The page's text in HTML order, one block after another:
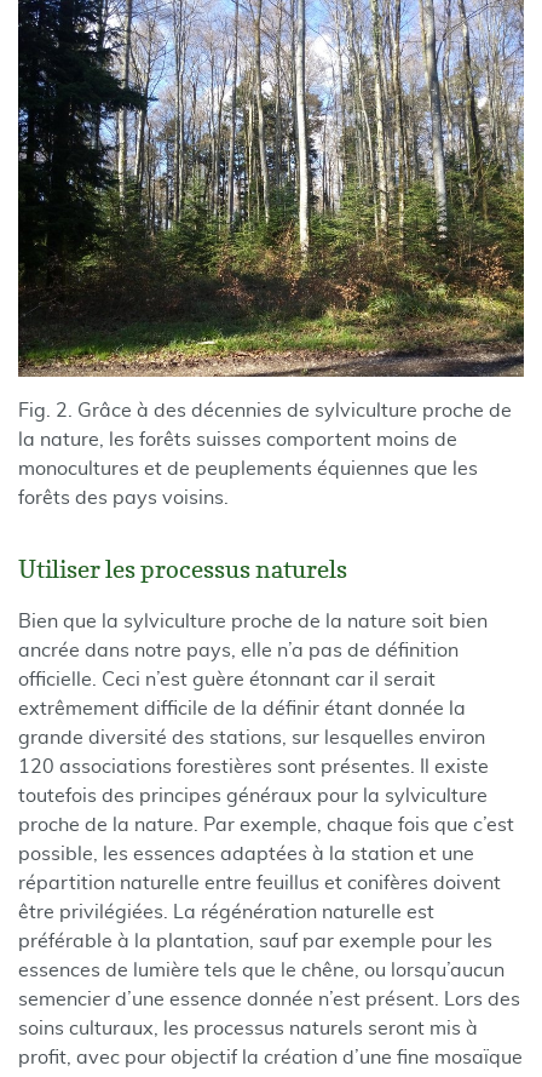
Fig. 2. Grâce à des décennies de sylviculture proche de
la nature, les forêts suisses comportent moins de
monocultures et de peuplements équiennes que les
forêts des pays voisins.
Utiliser les processus naturels
Bien que la sylviculture proche de la nature soit bien
ancrée dans notre pays, elle n’a pas de définition
officielle. Ceci n’est guère étonnant car il serait
extrêmement difficile de la définir étant donnée la
grande diversité des stations, sur lesquelles environ
120 associations forestières sont présentes. Il existe
toutefois des principes généraux pour la sylviculture
proche de la nature. Par exemple, chaque fois que c’est
possible, les essences adaptées à la station et une
répartition naturelle entre feuillus et conifères doivent
être privilégiées. La régénération naturelle est
préférable à la plantation, sauf par exemple pour les
essences de lumière tels que le chêne, ou lorsqu’aucun
semencier d’une essence donnée n’est présent. Lors des
soins culturaux, les processus naturels seront mis à
profit, avec pour objectif la création d’une fine mosaïque